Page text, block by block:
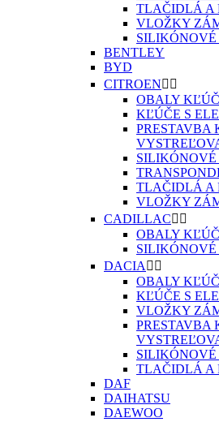
TLAČIDLÁ A
VLOŽKY
SILIKÓNOVÉ
BENTLEY
BYD
CITROEN 
OBALY
KĽÚČE S
PRESTAVBA
SILIKÓNOVÉ
TLAČIDLÁ A
VLOŽKY
CADILLAC 
OBALY
SILIKÓNOVÉ
DACIA  
OBALY
KĽÚČE S
VLOŽKY
PRESTAVBA
SILIKÓNOVÉ
TLAČIDLÁ A
DAF
DAIHATSU
DAEWOO